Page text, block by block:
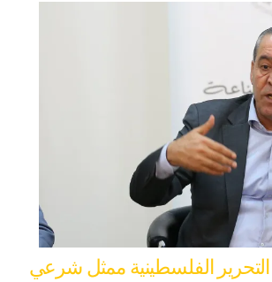
الفلسطينية ممثل شرعي